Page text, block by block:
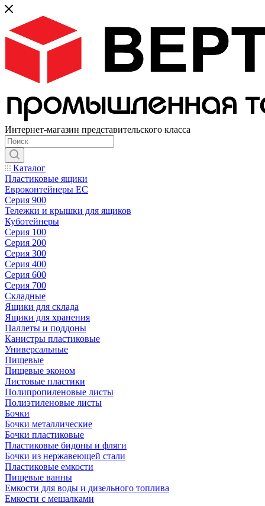
Интернет-магазин представительского класса
Каталог
Пластиковые ящики
Евроконтейнеры ЕС
Серия 900
Тележки и крышки для ящиков
Куботейнеры
Серия 100
Серия 200
Серия 300
Серия 400
Серия 600
Серия 700
Складные
Ящики для склада
Ящики для хранения
Паллеты и поддоны
Канистры пластиковые
Универсальные
Пищевые
Пищевые эконом
Листовые пластики
Полипропиленовые листы
Полиэтиленовые листы
Бочки
Бочки металлические
Бочки пластиковые
Пластиковые бидоны и фляги
Бочки из нержавеющей стали
Пластиковые емкости
Пищевые ванны
Емкости для воды и дизельного топлива
Емкости с мешалками